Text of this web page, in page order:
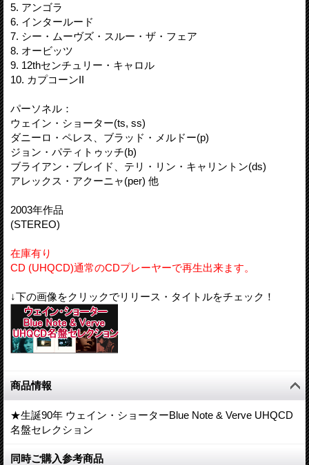
5. アンゴラ
6. インタールード
7. シー・ムーヴズ・スルー・ザ・フェア
8. オービッツ
9. 12thセンチュリー・キャロル
10. カプコーンII
パーソネル：
ウェイン・ショーター(ts, ss)
ダニーロ・ペレス、ブラッド・メルドー(p)
ジョン・パティトゥッチ(b)
ブライアン・ブレイド、テリ・リン・キャリントン(ds)
アレックス・アクーニャ(per) 他
2003年作品
(STEREO)
在庫有り
CD (UHQCD)通常のCDプレーヤーで再生出来ます。
↓下の画像をクリックでリリース・タイトルをチェック！
商品情報
★生誕90年 ウェイン・ショーターBlue Note & Verve UHQCD
名盤セレクション
同時ご購入参考商品